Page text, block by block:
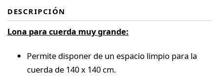
DESCRIPCIÓN
Lona para cuerda muy grande:
Permite disponer de un espacio limpio para la
cuerda de 140 x 140 cm.